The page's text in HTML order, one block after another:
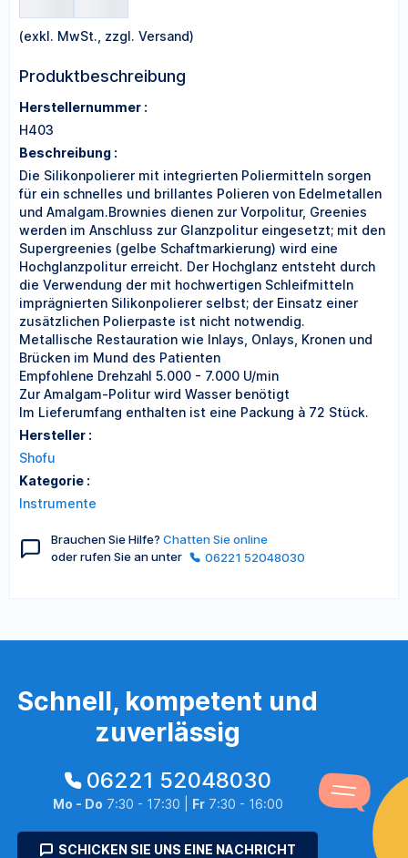
(exkl. MwSt., zzgl. Versand)
Produktbeschreibung
Herstellernummer :
H403
Beschreibung :
Die Silikonpolierer mit integrierten Poliermitteln sorgen
für ein schnelles und brillantes Polieren von Edelmetallen
und Amalgam.Brownies dienen zur Vorpolitur, Greenies
werden im Anschluss zur Glanzpolitur eingesetzt; mit den
Supergreenies (gelbe Schaftmarkierung) wird eine
Hochglanzpolitur erreicht. Der Hochglanz entsteht durch
die Verwendung der mit hochwertigen Schleifmitteln
imprägnierten Silikonpolierer selbst; der Einsatz einer
zusätzlichen Polierpaste ist nicht notwendig.
Metallische Restauration wie Inlays, Onlays, Kronen und
Brücken im Mund des Patienten
Empfohlene Drehzahl 5.000 - 7.000 U/min
Zur Amalgam-Politur wird Wasser benötigt
Im Lieferumfang enthalten ist eine Packung à 72 Stück.
Hersteller :
Shofu
Kategorie :
Instrumente
Brauchen Sie Hilfe? Chatten Sie online
oder rufen Sie an unter
06221 52048030
Schnell, kompetent und
zuverlässig
06221 52048030
Mo - Do 7:30 - 17:30 | Fr7:30 - 16:00
SCHICKEN SIE UNS EINE NACHRICHT